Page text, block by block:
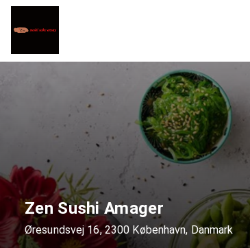
Zen Sushi Amager
Øresundsvej 16, 2300 København, Danmark